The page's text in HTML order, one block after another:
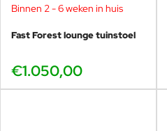
Binnen 2 - 6 weken in huis
Fast Forest lounge tuinstoel
€1.050,00